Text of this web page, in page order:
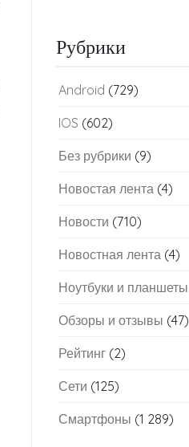
Рубрики
Android (729)
IOS (602)
Без рубрики (9)
Новостая лента (4)
Новости (710)
Новостная лента (4)
Ноутбуки и планшеты
Обзоры и отзывы (47)
Рейтинг (2)
Сети (125)
Смартфоны (1 289)